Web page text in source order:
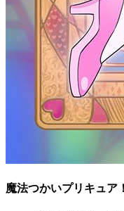
魔法つかいプリキュ